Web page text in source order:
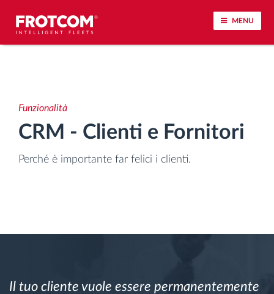
MENU
Monitoraggio dei tempi di guida
Gestione carburante
Funzionalità
CRM - Clienti e Fornitori
Perché è importante far felici i clienti.
Il tuo cliente vuole essere permanentemente